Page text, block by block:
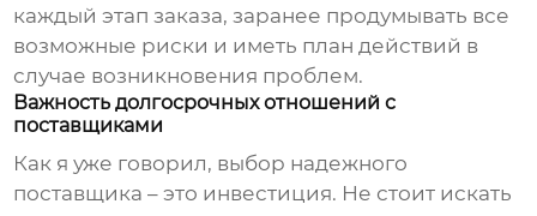
каждый этап заказа, заранее продумывать все
возможные риски и иметь план действий в
случае возникновения проблем.
Важность долгосрочных отношений с
поставщиками
Как я уже говорил, выбор надежного
поставщика – это инвестиция. Не стоит искать